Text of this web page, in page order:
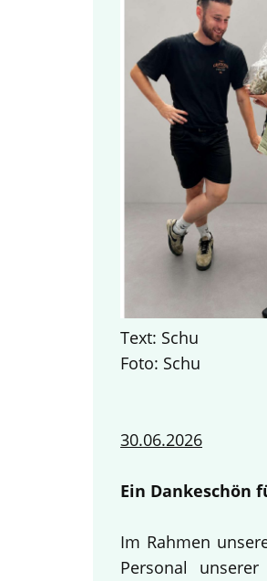
Text: Schu
Foto: Schu
30.06.2026
Ein Dankeschön
Im Rahmen
Personal